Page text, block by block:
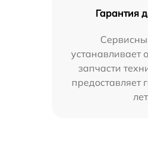
Гарантия
устанавливает
запчасти
предоставляет